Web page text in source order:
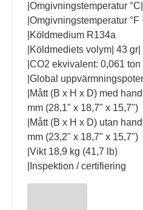
|Omgivningstemperatur
|Omgivningstemperatur °F
|Köldmedium R134a
|Köldmediets volym| 43 gr|
|CO2 ekvivalent: 0,061 ton
|Global
|Mått (B x H x D) med
mm (28,1" x 18,7" x 15,7")
|Mått (B x H x D) utan
mm (23,2" x 18,7" x 15,7")
|Vikt 18,9 kg (41,7 lb)
|Inspektion / certifiering